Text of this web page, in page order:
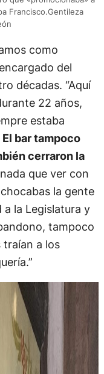
Francisco.Gentileza
como
encargado del
décadas. “Aquí
22 años,
estaba
El bar tampoco
cerraron la
que ver con
la gente
a la Legislatura y
tampoco
traían a los